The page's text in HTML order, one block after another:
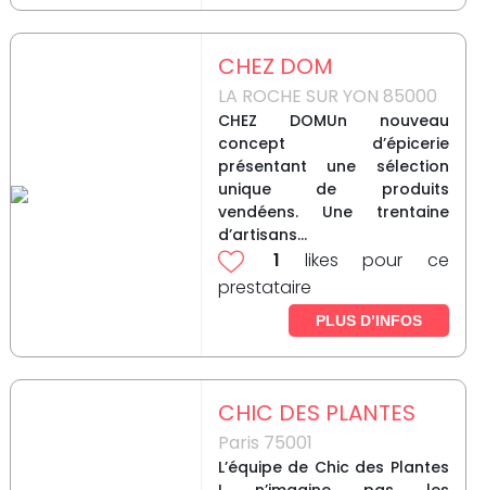
CHEZ DOM
LA ROCHE SUR YON 85000
CHEZ DOMUn nouveau
concept d’épicerie
présentant une sélection
unique de produits
vendéens. Une trentaine
d’artisans...
1 likes pour ce
prestataire
PLUS D’INFOS
CHIC DES PLANTES
Paris 75001
L’équipe de Chic des Plantes